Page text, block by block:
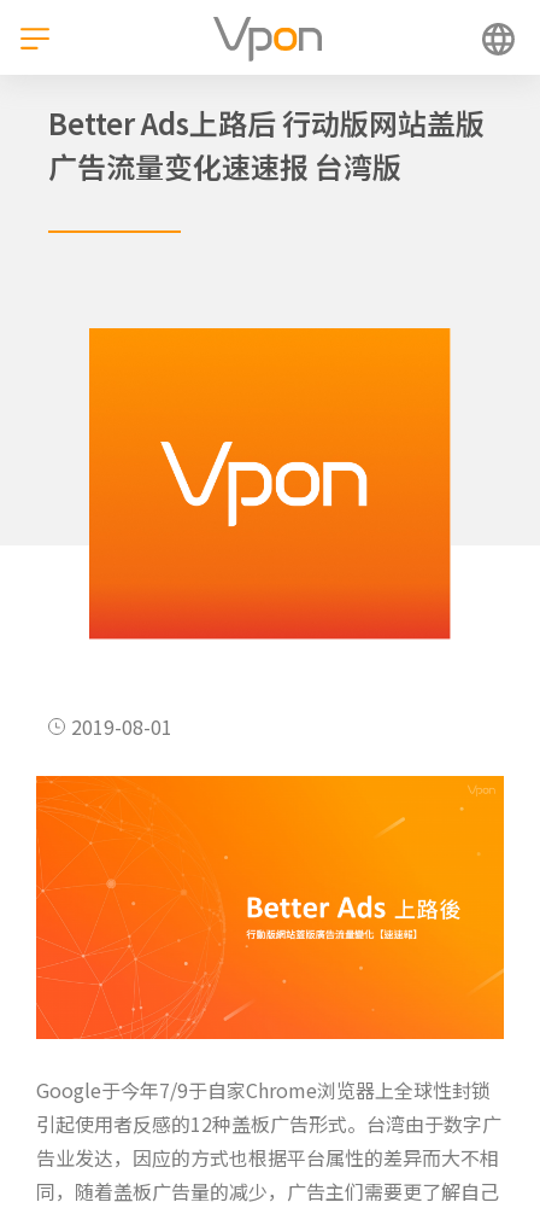
Better Ads上路后 行动版网站盖版
广告流量变化速速报 台湾版
2019-08-01
Google于今年7/9于自家Chrome浏览器上全球性封锁
引起使用者反感的12种盖板广告形式。台湾由于数字广
告业发达，因应的方式也根据平台属性的差异而大不相
同，随着盖板广告量的减少，广告主们需要更了解自己